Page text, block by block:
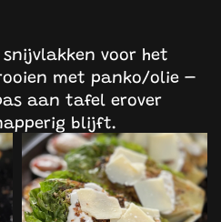
voor het
met panko/olie –
aan tafel erover
blijft.